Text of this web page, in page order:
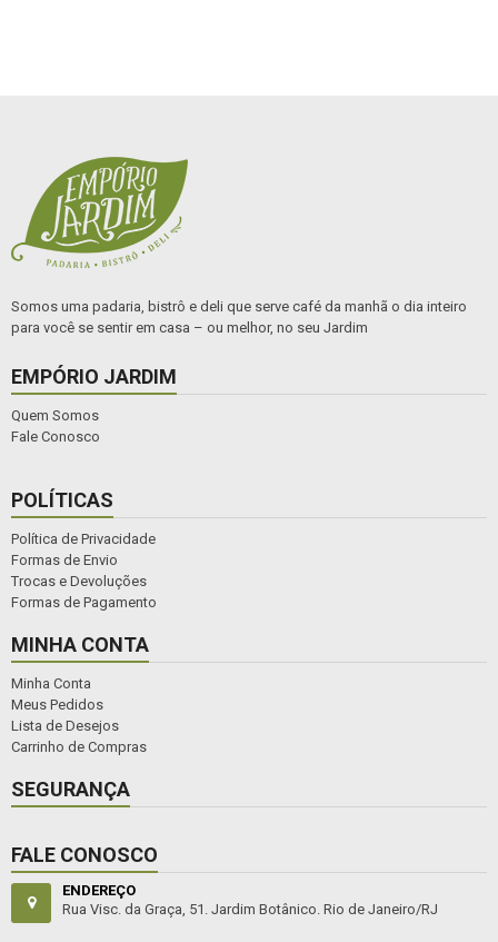
Somos uma padaria, bistrô e deli que serve café da manhã o dia inteiro
para você se sentir em casa – ou melhor, no seu Jardim
EMPÓRIO JARDIM
Quem Somos
Fale Conosco
POLÍTICAS
Política de Privacidade
Formas de Envio
Trocas e Devoluções
Formas de Pagamento
MINHA CONTA
Minha Conta
Meus Pedidos
Lista de Desejos
Carrinho de Compras
SEGURANÇA
FALE CONOSCO
ENDEREÇO
Rua Visc. da Graça, 51. Jardim Botânico. Rio de Janeiro/RJ